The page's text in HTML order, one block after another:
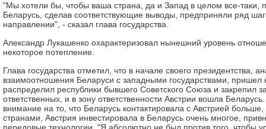
"Мы хотели бы, чтобы ваша страна, да и Запад в целом все-таки,
Беларусь, сделав соответствующие выводы, предприняли ряд
направлении", - сказал глава государства.
Александр Лукашенко охарактеризовал нынешний уровень
некоторое потепление.
Глава государства отметил, что в начале своего президентства,
взаимоотношения Беларуси с западными государствами, пришел
распределил республики бывшего Советского Союза и закрепил
ответственных, и в зону ответственности Австрии вошла
внимание на то, что Беларусь контактировала с Австрией
странами, Австрия инвестировала в Беларусь очень многое,